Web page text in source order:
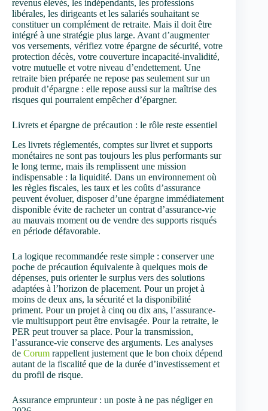
revenus élevés, les indépendants, les professions
libérales, les dirigeants et les salariés souhaitant se
constituer un complément de retraite. Mais il doit être
intégré à une stratégie plus large. Avant d’augmenter
vos versements, vérifiez votre épargne de sécurité, votre
protection décès, votre couverture incapacité-invalidité,
votre mutuelle et votre niveau d’endettement. Une
retraite bien préparée ne repose pas seulement sur un
produit d’épargne : elle repose aussi sur la maîtrise des
risques qui pourraient empêcher d’épargner.
Livrets et épargne de précaution : le rôle reste essentiel
Les livrets réglementés, comptes sur livret et supports
monétaires ne sont pas toujours les plus performants sur
le long terme, mais ils remplissent une mission
indispensable : la liquidité. Dans un environnement où
les règles fiscales, les taux et les coûts d’assurance
peuvent évoluer, disposer d’une épargne immédiatement
disponible évite de racheter un contrat d’assurance-vie
au mauvais moment ou de vendre des supports risqués
en période défavorable.
La logique recommandée reste simple : conserver une
poche de précaution équivalente à quelques mois de
dépenses, puis orienter le surplus vers des solutions
adaptées à l’horizon de placement. Pour un projet à
moins de deux ans, la sécurité et la disponibilité
priment. Pour un projet à cinq ou dix ans, l’assurance-
vie multisupport peut être envisagée. Pour la retraite, le
PER peut trouver sa place. Pour la transmission,
l’assurance-vie conserve des arguments. Les analyses
de Corum rappellent justement que le bon choix dépend
autant de la fiscalité que de la durée d’investissement et
du profil de risque.
Assurance emprunteur : un poste à ne pas négliger en